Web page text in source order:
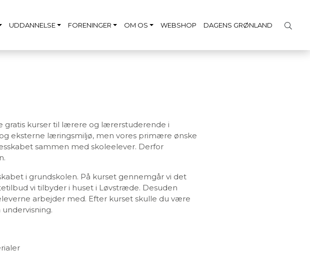
UDDANNELSE FORENINGER OM OS WEBSHOP DAGENS GRØNLAND
gratis kurser til lærere og lærerstuderende i
eksterne læringsmiljø, men vores primære ønske
sammen med skoleelever. Derfor
i grundskolen. På kurset gennemgår vi det
vi tilbyder i huset i Løvstræde. Desuden
arbejder med. Efter kurset skulle du være